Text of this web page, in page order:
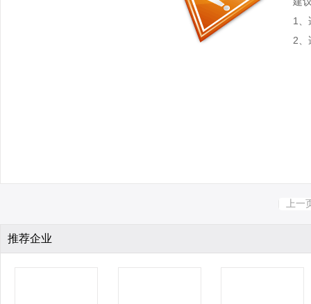
1、
2、
上一
推荐企业